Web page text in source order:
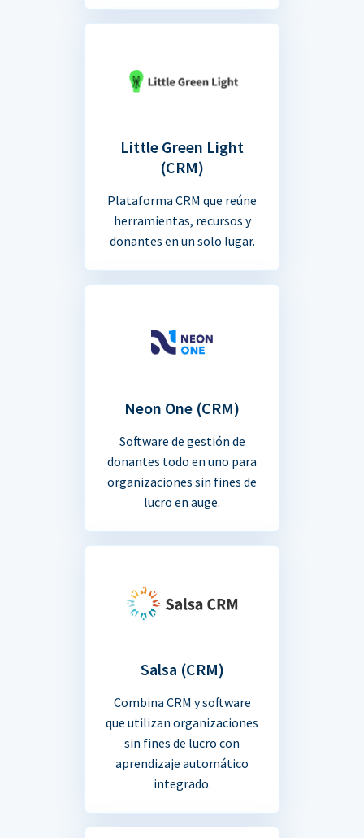
Little Green Light
(CRM)
Plataforma CRM que reúne
herramientas, recursos y
donantes en un solo lugar.
Neon One (CRM)
Software de gestión de
donantes todo en uno para
organizaciones sin fines de
lucro en auge.
Salsa (CRM)
Combina CRM y software
que utilizan organizaciones
sin fines de lucro con
aprendizaje automático
integrado.